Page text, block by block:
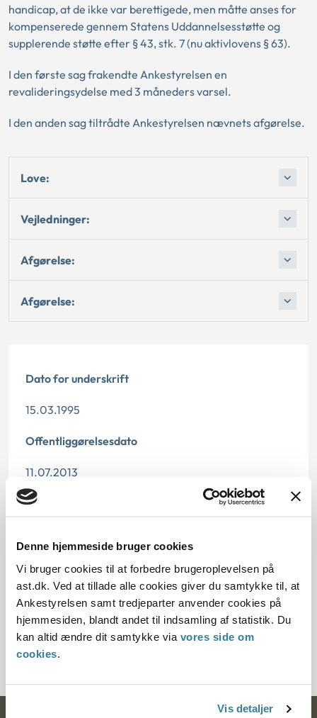
Denne hjemmeside bruger cookies
Vi bruger cookies til at forbedre brugeroplevelsen på
ast.dk. Ved at tillade alle cookies giver du samtykke til, at
Ankestyrelsen samt tredjeparter anvender cookies på
hjemmesiden, blandt andet til indsamling af statistik. Du
kan altid ændre dit samtykke via vores side om
cookies.
Vis detaljer
handicap, at de ikke var berettigede, men måtte anses for
kompenserede gennem Statens Uddannelsesstøtte og
supplerende støtte efter § 43, stk. 7 (nu aktivlovens § 63).
I den første sag frakendte Ankestyrelsen en
revalideringsydelse med 3 måneders varsel.
I den anden sag tiltrådte Ankestyrelsen nævnets afgørelse.
Love:
Vejledninger:
Afgørelse:
Afgørelse:
Dato for underskrift
15.03.1995
Offentliggørelsesdato
11.07.2013
Denne principafgørelse er kasseret den 19. juni 2019,
da der er kommet nye regler på området.
Paragraf
§ 45 § 43 § 51 § 44
Journalnummer
21342-93/21121-94